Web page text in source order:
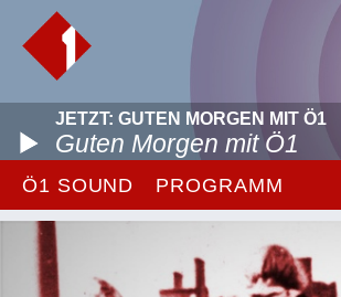
JETZT: GUTEN MORGEN MIT Ö1
Guten Morgen mit Ö1
Ö1 SOUND PROGRAMM